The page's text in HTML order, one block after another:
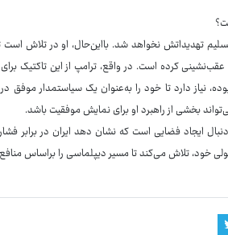
تهدیداتش نخواهد شد. بااین‌حال، او در تلاش
عقب‌نشینی کرده است. در واقع، ترامپ از این تاکتیک
نیاز دارد تا خود را به‌عنوان یک سیاستمدار موفق
بخشی از راهبرد او برای نمایش موفقیت باشد.
ایجاد فضایی است که نشان دهد ایران در برابر
خود، تلاش می‌کند تا مسیر دیپلماسی را براساس